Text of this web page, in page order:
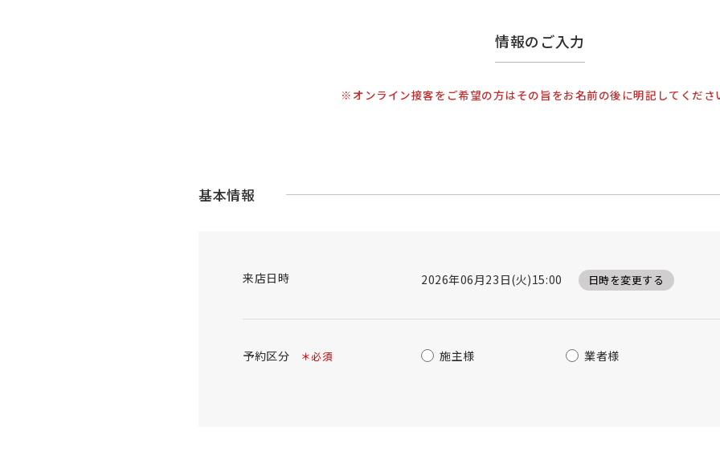
情報のご入力
※オンライン接客をご希望の方はその旨をお名前の後に明記してくださ
基本情報
来店日時 2026年06月23日(火)15:00 日時を変更する
予約区分 ＊必須 施主様 業者様